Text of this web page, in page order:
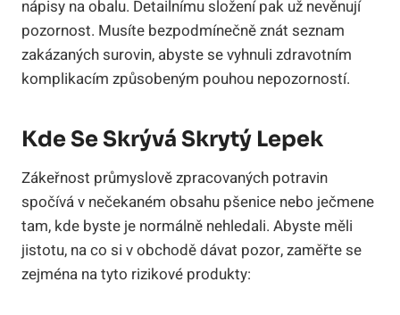
nápisy na obalu. Detailnímu složení pak už nevěnují
pozornost. Musíte bezpodmínečně znát seznam
zakázaných surovin, abyste se vyhnuli zdravotním
komplikacím způsobeným pouhou nepozorností.
Kde Se Skrývá Skrytý Lepek
Zákeřnost průmyslově zpracovaných potravin
spočívá v nečekaném obsahu pšenice nebo ječmene
tam, kde byste je normálně nehledali. Abyste měli
jistotu, na co si v obchodě dávat pozor, zaměřte se
zejména na tyto rizikové produkty: